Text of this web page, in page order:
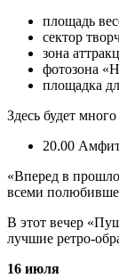
площадь
сектор
зона
фотозона
площадка
Здесь будет
20.00
«Вперед в
всеми
В этот вечер
лучшие ретро-
16 июля